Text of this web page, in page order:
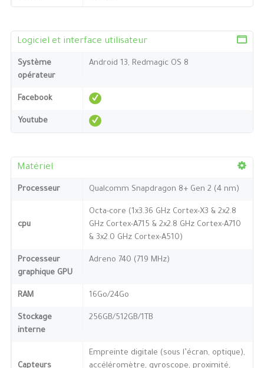
Logiciel et interface utilisateur
Système
opérateur
Android 13, Redmagic OS 8
Facebook
Youtube
Matériel
Processeur Qualcomm Snapdragon 8+ Gen 2 (4 nm)
cpu
Octa-core (1x3.36 GHz Cortex-X3 & 2x2.8
GHz Cortex-A715 & 2x2.8 GHz Cortex-A710
& 3x2.0 GHz Cortex-A510)
Processeur
graphique GPU
Adreno 740 (719 MHz)
RAM 16Go/24Go
Stockage
interne
256GB/512GB/1TB
Capteurs
Empreinte digitale (sous l’écran, optique),
accéléromètre, gyroscope, proximité,